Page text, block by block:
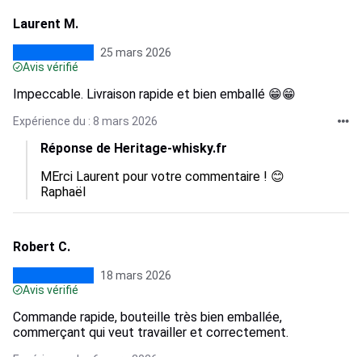
Laurent M.
25 mars 2026
Avis vérifié
Impeccable. Livraison rapide et bien emballé 😁😁
Expérience du : 8 mars 2026
Réponse de Heritage-whisky.fr
MErci Laurent pour votre commentaire ! 😊
Raphaël
Robert C.
18 mars 2026
Avis vérifié
Commande rapide, bouteille très bien emballée,
commerçant qui veut travailler et correctement.